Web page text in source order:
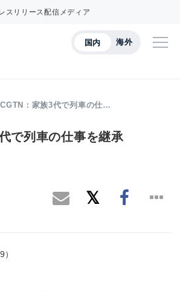
スリリース配信メディア
国内 海外
CGTN：家族3代で列車の仕…
で列車の仕事を継承